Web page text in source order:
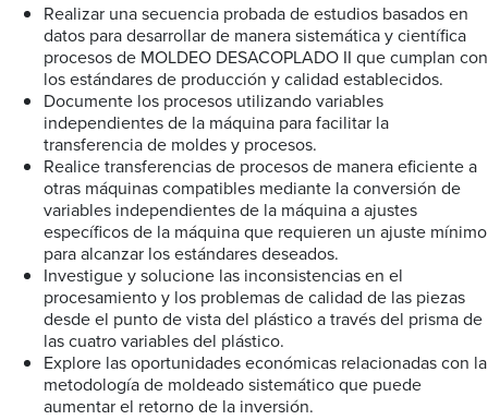
Realizar una secuencia probada de estudios basados en
datos para desarrollar de manera sistemática y científica
procesos de MOLDEO DESACOPLADO II que cumplan con
los estándares de producción y calidad establecidos.
Documente los procesos utilizando variables
independientes de la máquina para facilitar la
transferencia de moldes y procesos.
Realice transferencias de procesos de manera eficiente a
otras máquinas compatibles mediante la conversión de
variables independientes de la máquina a ajustes
específicos de la máquina que requieren un ajuste mínimo
para alcanzar los estándares deseados.
Investigue y solucione las inconsistencias en el
procesamiento y los problemas de calidad de las piezas
desde el punto de vista del plástico a través del prisma de
las cuatro variables del plástico.
Explore las oportunidades económicas relacionadas con la
metodología de moldeado sistemático que puede
aumentar el retorno de la inversión.